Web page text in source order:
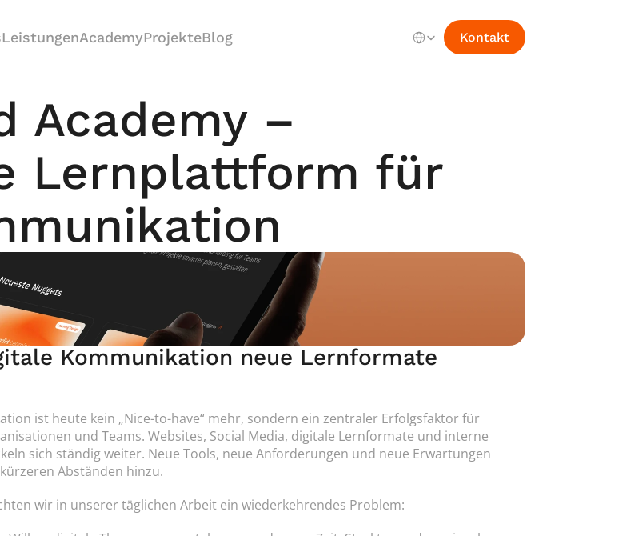
LeistungenAcademyProjekteBlog
Select Language
Kontakt
Academy –
Lernplattform für
Kommunikation neue Lernformate
ist heute kein „Nice-to-have“ mehr, sondern ein zentraler Erfolgsfaktor für
und Teams. Websites, Social Media, digitale Lernformate und interne
sich ständig weiter. Neue Tools, neue Anforderungen und neue Erwartungen
Abständen hinzu.
wir in unserer täglichen Arbeit ein wiederkehrendes Problem: